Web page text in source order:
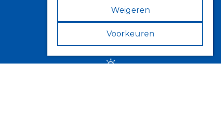
Over ons
Tips
Verkooppunten
Weigeren
Voorkeuren